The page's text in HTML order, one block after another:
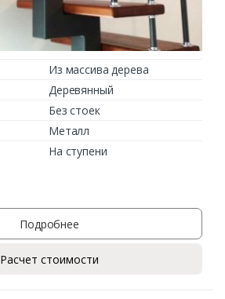
Из массива дерева
Деревянный
Без стоек
Металл
На ступени
Подробнее
Расчет стоимости